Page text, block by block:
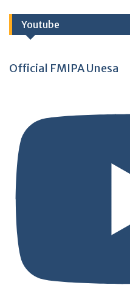
Youtube
Official FMIPA Unesa